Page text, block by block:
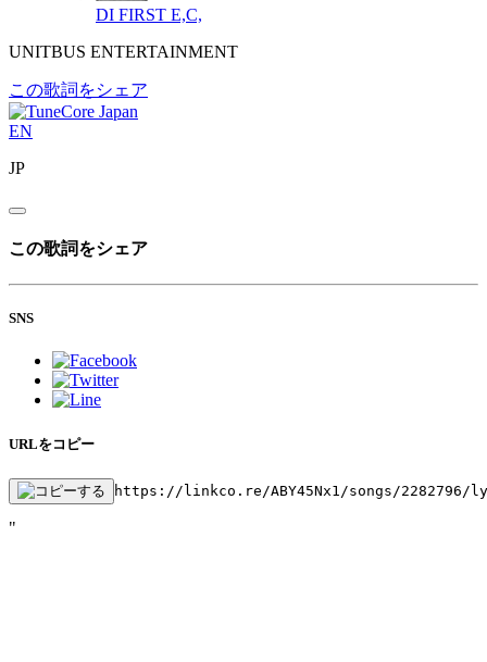
DI FIRST E,C,
UNITBUS ENTERTAINMENT
この歌詞をシェア
EN
JP
この歌詞をシェア
SNS
URLをコピー
https://linkco.re/ABY45Nx1/songs/2282796/
"